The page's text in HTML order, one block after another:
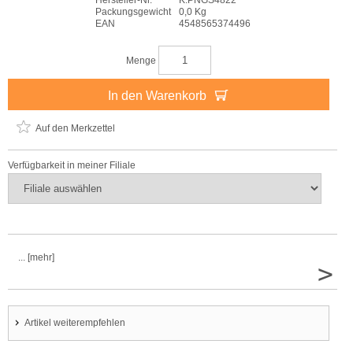
Packungsgewicht
0,0 Kg
EAN
4548565374496
Menge
In den Warenkorb
Auf den Merkzettel
Verfügbarkeit in meiner Filiale
... [mehr]
>
Artikel weiterempfehlen